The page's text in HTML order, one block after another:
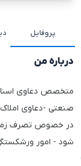
پروفایل
درباره من
متخصص دعاوی
صنعتی -دعاوی
در خصوص تصرف
شود - امور